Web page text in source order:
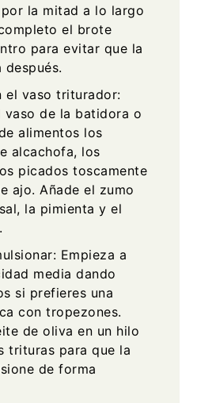
la mitad a lo largo
el brote
para evitar que la
el vaso triturador:
vaso de la batidora o
alimentos los
alcachofa, los
picados toscamente
ajo. Añade el zumo
la pimienta y el
Empieza a
media dando
si prefieres una
con tropezones.
de oliva en un hilo
trituras para que la
de forma